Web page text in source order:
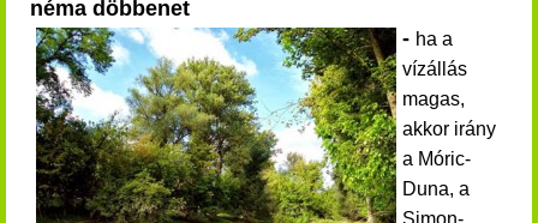
néma döbbenet
- ha a
vízállás
magas,
akkor irány
a Móric-
Duna, a
Simon-